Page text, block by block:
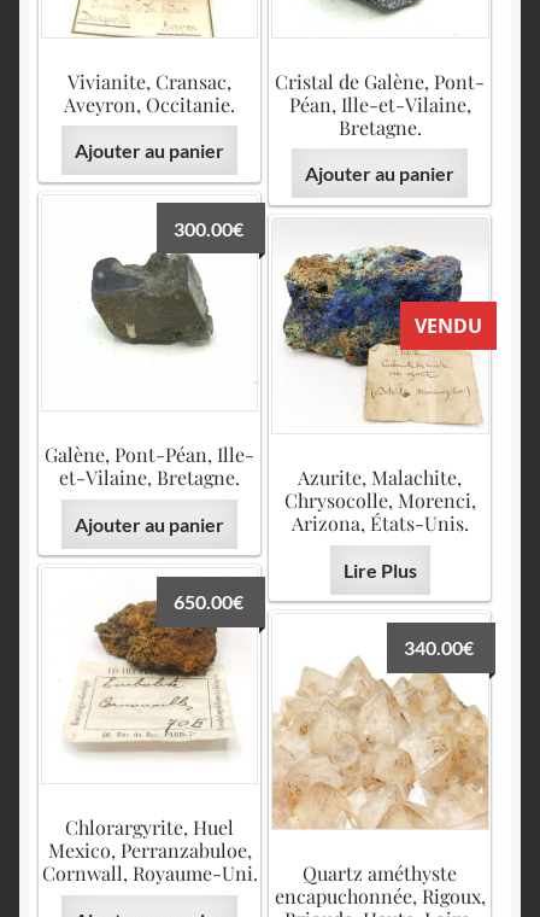
Vivianite, Cransac,
Aveyron, Occitanie.
Ajouter au panier
Cristal de Galène, Pont-
Péan, Ille-et-Vilaine,
Bretagne.
Ajouter au panier
Galène, Pont-Péan, Ille-
et-Vilaine, Bretagne.
300.00€
Ajouter au panier
VENDU
Azurite, Malachite,
Chrysocolle, Morenci,
Arizona, États-Unis.
Lire Plus
Chlorargyrite, Huel
Mexico, Perranzabuloe,
Cornwall, Royaume-Uni.
650.00€
Quartz améthyste
encapuchonnée, Rigoux,
340.00€